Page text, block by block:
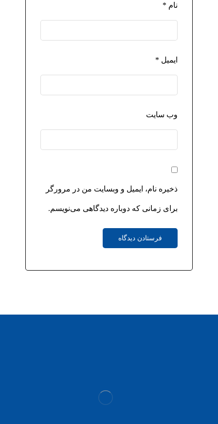
نام *
ایمیل *
وب‌ سایت
ذخیره نام، ایمیل و وبسایت من در مرورگر
برای زمانی که دوباره دیدگاهی می‌نویسم.